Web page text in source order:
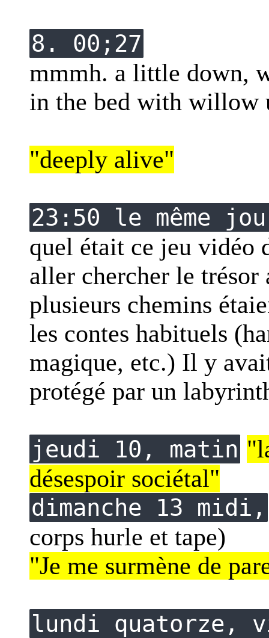
8. 00;27
mmmh. a little down,
in the bed with willow
"deeply alive"
23:50 le même
quel était ce jeu vidéo
aller chercher le
plusieurs chemins
les contes habituels
magique, etc.) Il y
protégé par un
jeudi 10, matin
désespoir sociétal"
dimanche 13 midi,
corps hurle et tape)
"Je me surmène de
lundi quatorze,